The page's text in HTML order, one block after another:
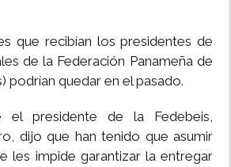
que recibían los presidentes de
de la Federación Panameña de
podrían quedar en el pasado.
el presidente de la Fedebeis,
dijo que han tenido que asumir
les impide garantizar la entregar